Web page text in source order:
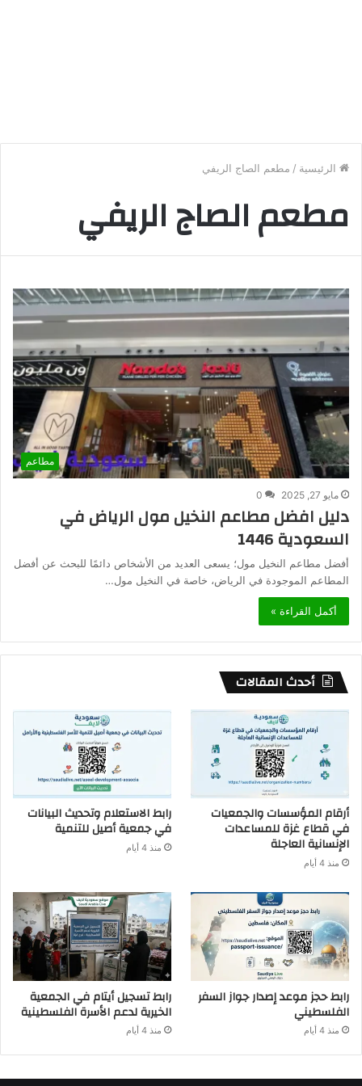
الرئيسية / مطعم الصاج الريفي
مطعم الصاج الريفي
مطاعم
مايو 27, 2025 0
دليل افضل مطاعم النخيل مول الرياض في
السعودية 1446
أفضل مطاعم النخيل مول؛ يسعى العديد من الأشخاص دائمًا للبحث عن أفضل
المطاعم الموجودة في الرياض، خاصة في النخيل مول…
أكمل القراءة »
أحدث المقالات
أرقام المؤسسات والجمعيات
في قطاع غزة للمساعدات
الإنسانية العاجلة
منذ 4 أيام
رابط الاستعلام وتحديث البيانات
في جمعية أصيل للتنمية
منذ 4 أيام
رابط حجز موعد إصدار جواز السفر
الفلسطيني
منذ 4 أيام
رابط تسجيل أيتام في الجمعية
الخيرية لدعم الأسرة الفلسطينية
منذ 4 أيام